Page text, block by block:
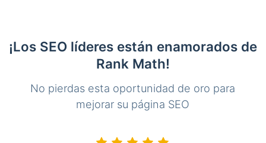
¡Los SEO líderes están enamorados de
Rank Math!
No pierdas esta oportunidad de oro para
mejorar su página SEO